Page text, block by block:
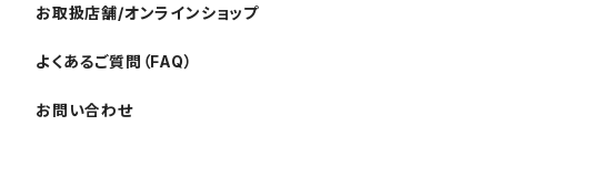
お取扱店舗/オンラインショップ
よくあるご質問（FAQ）
お問い合わせ